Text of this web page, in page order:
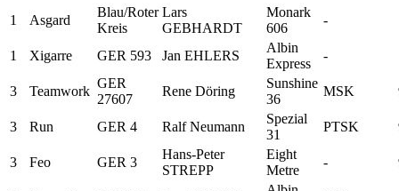
1 Asgard
Blau/Roter
Kreis
Lars
GEBHARDT
Monark
606
-
1 Xigarre GER 593 Jan EHLERS
Albin
Express
-
3 Teamwork
GER
27607
Rene Döring
Sunshine
36
MSK
3 Run GER 4 Ralf Neumann
Spezial
31
PTSK
3 Feo GER 3
Hans-Peter
STREPP
Eight
Metre
-